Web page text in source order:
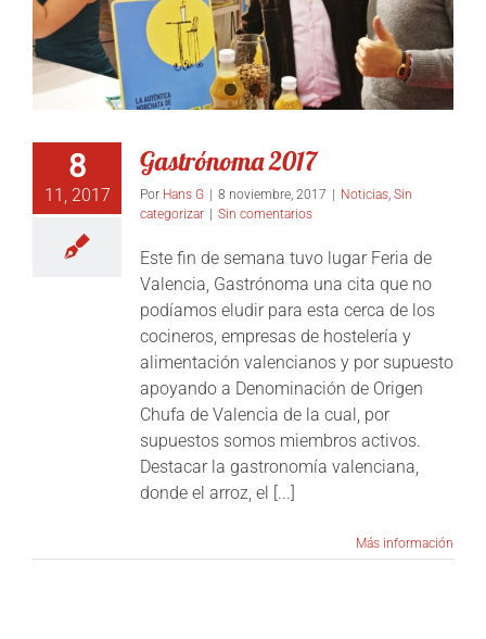
8
11, 2017
Gastrónoma 2017
Por Hans G | 8 noviembre, 2017 | Noticias Sin
categorizar | Sin comentarios
Este fin de semana tuvo lugar Feria de
Valencia, Gastrónoma una cita que no
podíamos eludir para esta cerca de los
cocineros, empresas de hostelería y
alimentación valencianos y por supuesto
apoyando a Denominación de Origen
Chufa de Valencia de la cual, por
supuestos somos miembros activos.
Destacar la gastronomía valenciana,
donde el arroz, el [...]
Más información